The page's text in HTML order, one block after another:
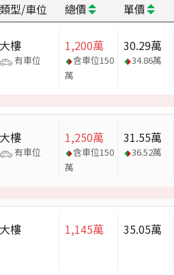
類型/車位 總價 單價
大樓
有車位
1,200萬
含車位150
萬
30.29萬
34.86萬
大樓
有車位
1,250萬
含車位150
萬
31.55萬
36.52萬
大樓 1,145萬 35.05萬